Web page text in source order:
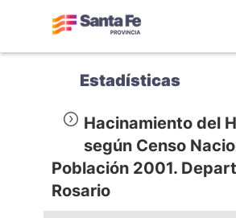
Estadísticas
Hacinamiento del
según Censo
Población 2001.
Rosario